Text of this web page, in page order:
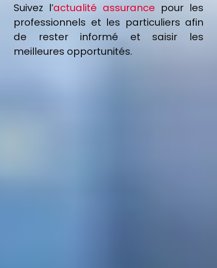
Suivez l’actualité assurance pour les
professionnels et les particuliers afin
de rester informé et saisir les
meilleures opportunités.